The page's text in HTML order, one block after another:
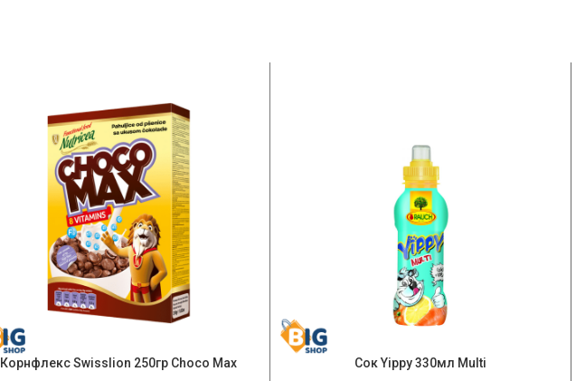
Корнфлекс Swisslion 250гр Choco Max Сок Yippy 330мл Multi